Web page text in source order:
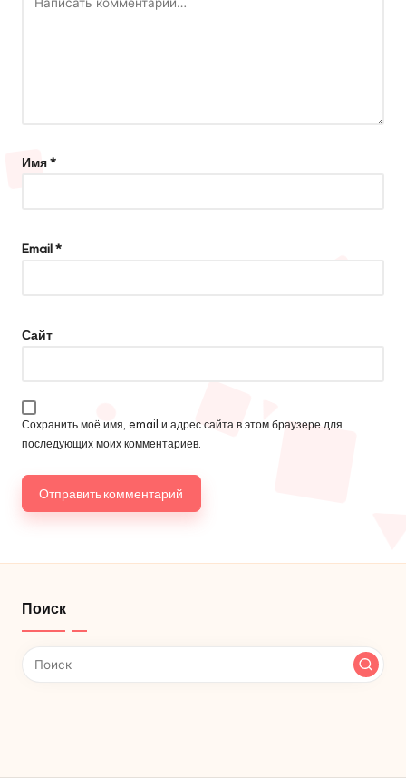
Имя*
Email*
Сайт
Сохранить моё имя, email и адрес сайта в этом браузере для
последующих моих комментариев.
Поиск